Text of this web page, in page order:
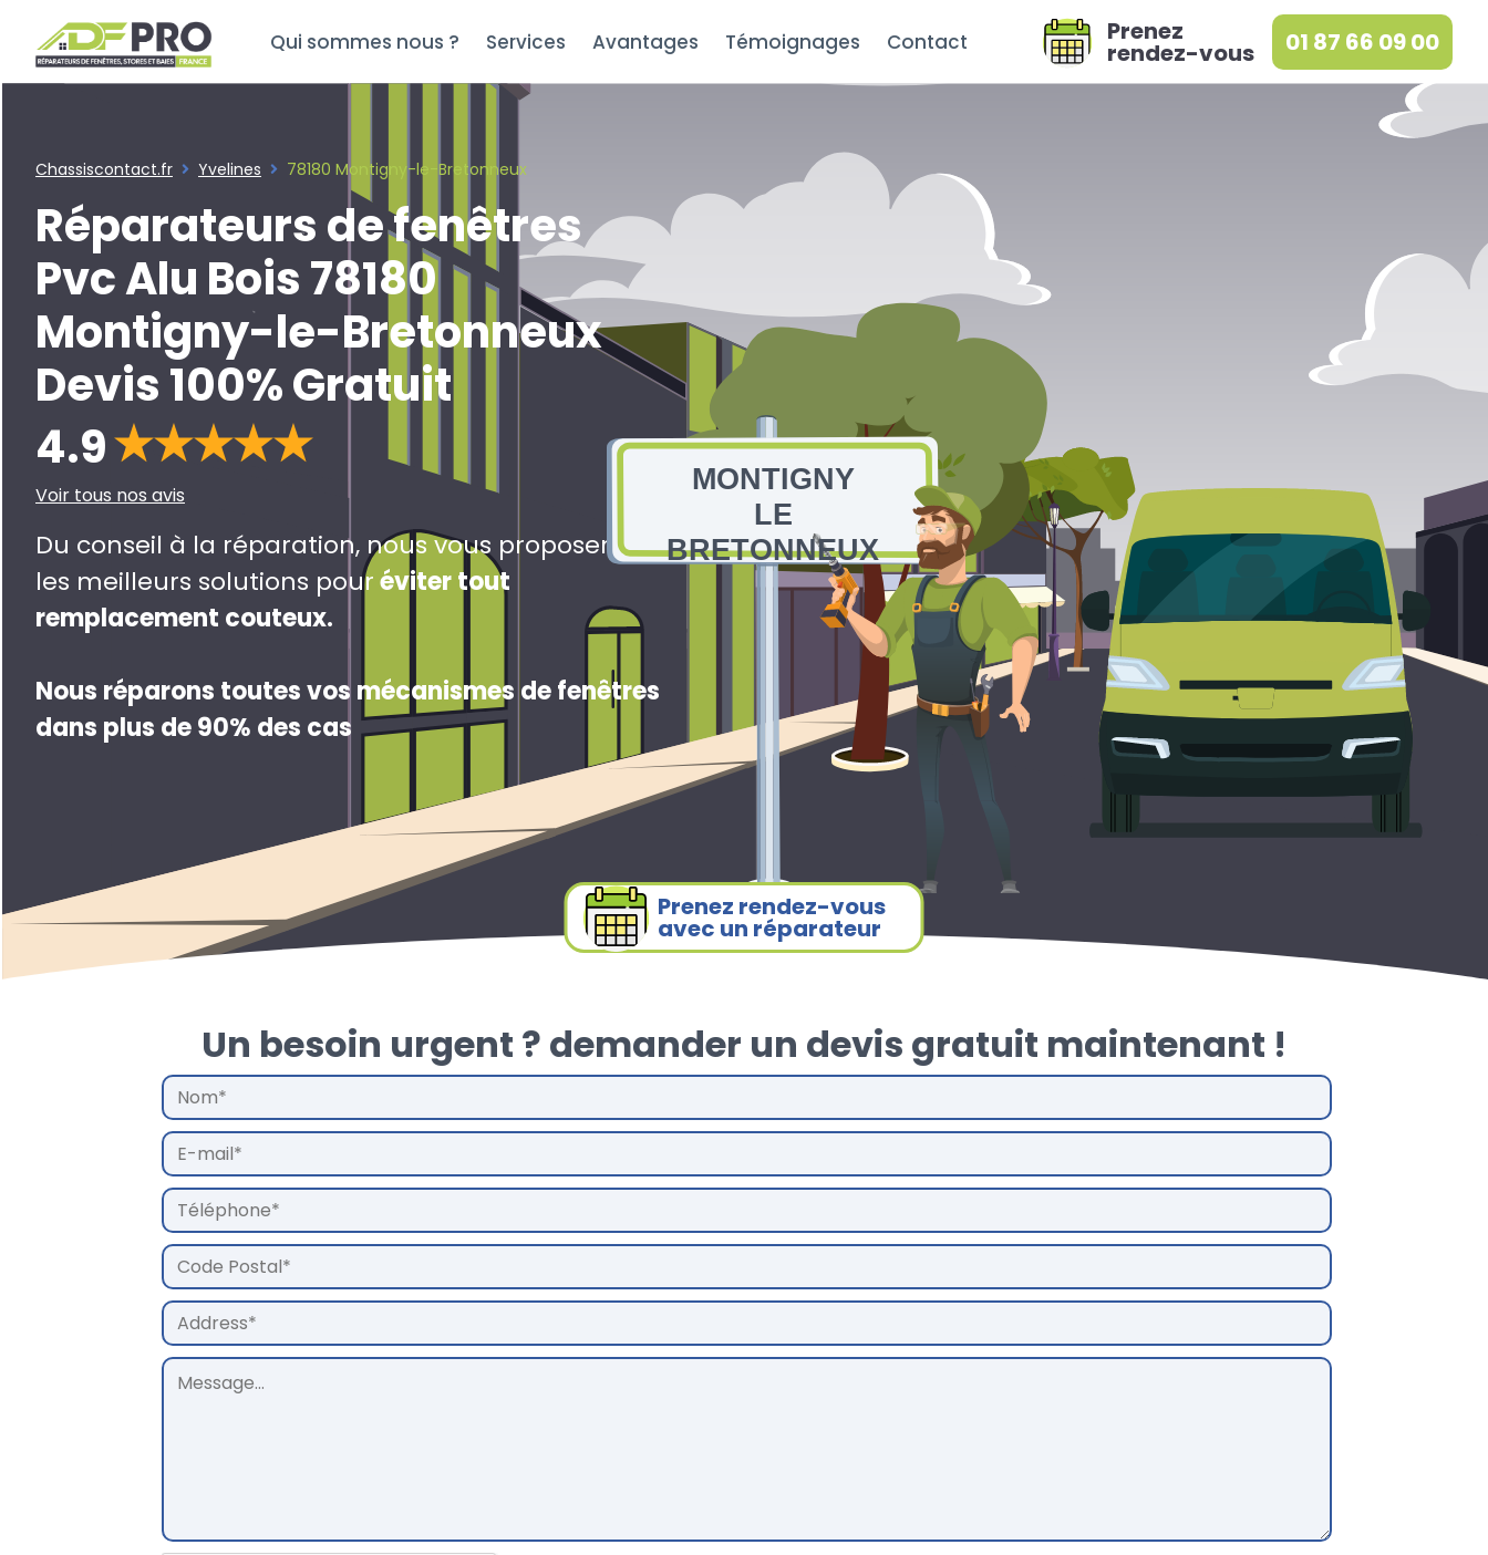
Qui sommes nous ? Services Avantages Témoignages Contact Prenez
rendez-vous 01 87 66 09 00
Chassiscontact.fr Yvelines 78180 Montigny-le-Bretonneux
Réparateurs de fenêtres
Pvc Alu Bois 78180
Montigny-le-Bretonneux
Devis 100% Gratuit
4.9
Voir tous nos avis
Du conseil à la réparation, nous vous proposerons
les meilleurs solutions pouréviter tout
remplacement couteux.
Nous réparons toutes vos mécanismes de fenêtres
dans plus de 90% des cas
MONTIGNY
LE
BRETONNEUX
Prenez rendez-vous
avec un réparateur
Un besoin urgent ? demander un devis gratuit maintenant !